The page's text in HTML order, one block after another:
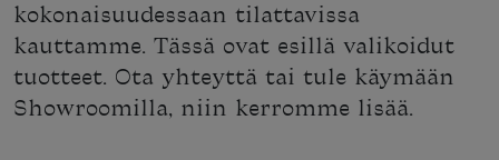
kokonaisuudessaan tilattavissa
kauttamme. Tässä ovat esillä valikoidut
tuotteet. Ota yhteyttä tai tule käymään
Showroomilla, niin kerromme lisää.